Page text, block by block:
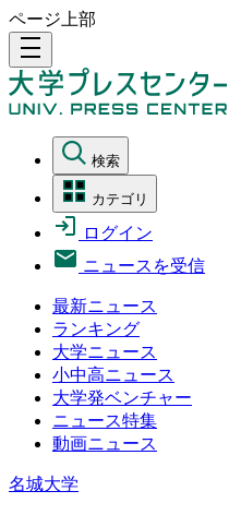
ページ上部
density_medium
検索
カテゴリ
ログイン
ニュースを受信
最新ニュース
ランキング
大学ニュース
小中高ニュース
大学発ベンチャー
ニュース特集
動画ニュース
名城大学